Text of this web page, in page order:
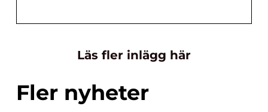
Läs fler inlägg här
Fler nyheter